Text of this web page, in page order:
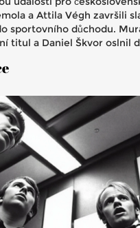
a Attila Végh završili
sportovního důchodu.
titul a Daniel Škvor oslnil